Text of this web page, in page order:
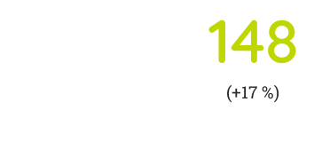
(+17 %)
148